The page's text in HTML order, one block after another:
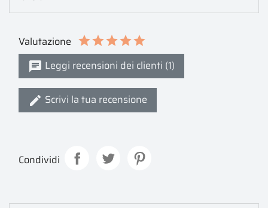
Valutazione
Leggi recensioni dei clienti (1)
Scrivi la tua recensione
Condividi